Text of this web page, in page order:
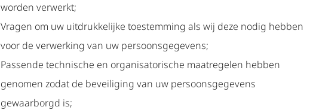
worden verwerkt;
Vragen om uw uitdrukkelijke toestemming als wij deze nodig hebben
voor de verwerking van uw persoonsgegevens;
Passende technische en organisatorische maatregelen hebben
genomen zodat de beveiliging van uw persoonsgegevens
gewaarborgd is;